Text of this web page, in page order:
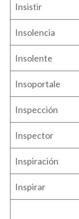
Insistir
Insolencia
Insolente
Insoportale
Inspección
Inspector
Inspiración
Inspirar